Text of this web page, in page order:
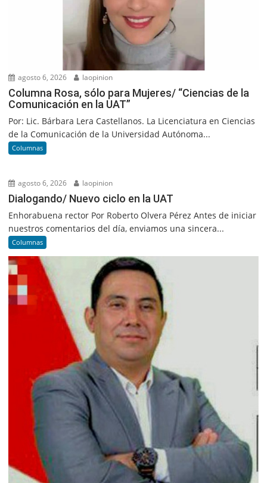
agosto 6, 2026 laopinion
Columna Rosa, sólo para Mujeres/ “Ciencias de la
Comunicación en la UAT”
Por: Lic. Bárbara Lera Castellanos. La Licenciatura en Ciencias
de la Comunicación de la Universidad Autónoma...
Columnas
agosto 6, 2026 laopinion
Dialogando/ Nuevo ciclo en la UAT
Enhorabuena rector Por Roberto Olvera Pérez Antes de iniciar
nuestros comentarios del día, enviamos una sincera...
Columnas